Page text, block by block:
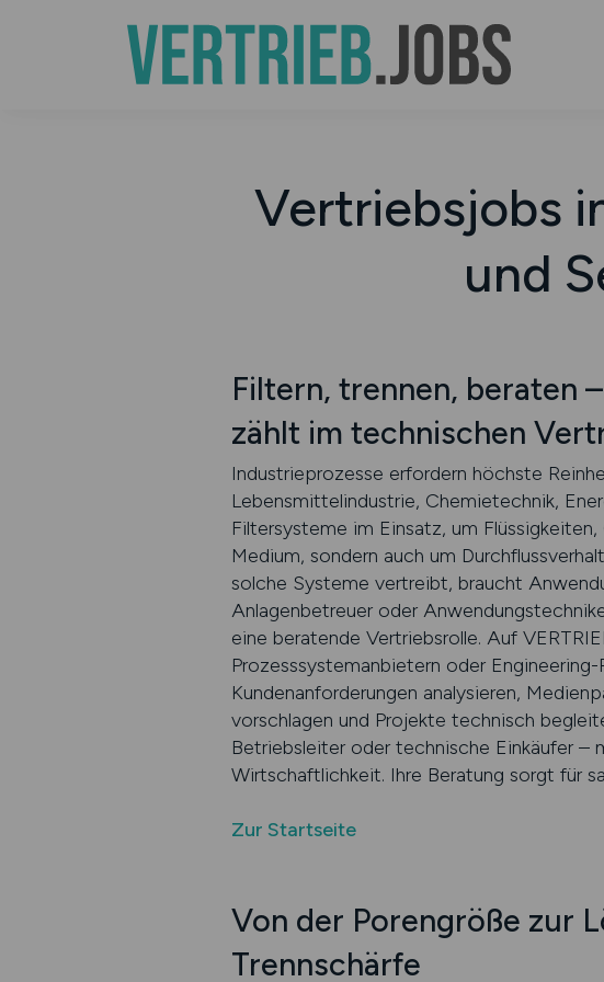
Vertriebsjobs
und
Filtern, trennen, beraten
zählt im technischen
Industrieprozesse erfordern höchste
Lebensmittelindustrie, Chemietechnik,
Filtersysteme im Einsatz, um
Medium, sondern auch um
solche Systeme vertreibt, braucht
Anlagenbetreuer oder
eine beratende Vertriebsrolle. Auf
Prozesssystemanbietern oder
Kundenanforderungen analysieren,
vorschlagen und Projekte technisch
Betriebsleiter oder technische Einkäufer –
Wirtschaftlichkeit. Ihre Beratung sorgt für
Zur Startseite
Von der Porengröße zur
Trennschärfe